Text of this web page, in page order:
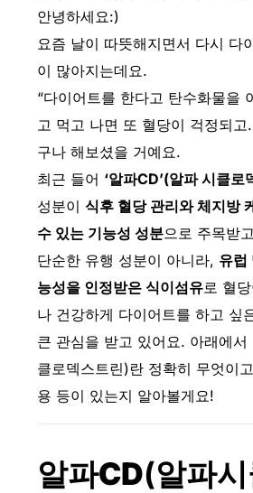
안녕하세요:)
요즘 날이 따뜻해지면서 다시 다
이 많아지는데요.
“다이어트를 한다고 탄수화물을
고 먹고 나면 또 혈당이 걱정되
구나 해보셨을 거예요.
최근 들어 ‘알파CD’(알파 시클로
성분이 식후 혈당 관리와 체지방
수 있는 기능성 성분으로 주목받
단순한 유행 성분이 아니라, 유럽
능성을 인정받은 식이섬유로 혈
나 건강하게 다이어트를 하고 싶
큰 관심을 받고 있어요. 아래에서
클로덱스트린)란 정확히 무엇이
용 등이 있는지 알아볼게요!
알파CD(알파